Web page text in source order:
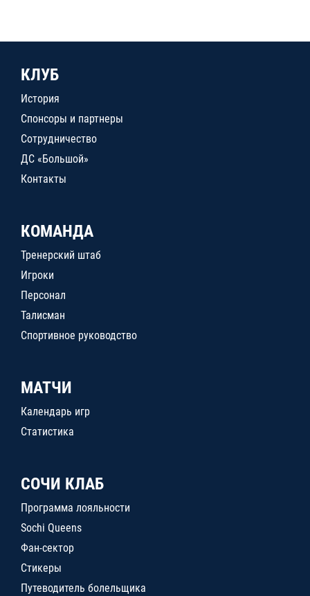
КЛУБ
История
Спонсоры и партнеры
Сотрудничество
ДС «Большой»
Контакты
КОМАНДА
Тренерский штаб
Игроки
Персонал
Талисман
Спортивное руководство
МАТЧИ
Календарь игр
Статистика
СОЧИ КЛАБ
Программа лояльности
Sochi Queens
Фан-сектор
Стикеры
Путеводитель болельщика